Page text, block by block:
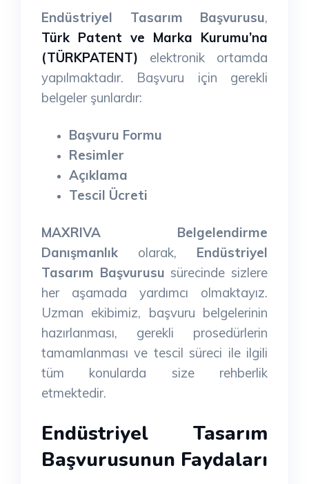
Endüstriyel Tasarım Başvurusu,
Türk Patent ve Marka Kurumu’na
(TÜRKPATENT) elektronik ortamda
yapılmaktadır. Başvuru için gerekli
belgeler şunlardır:
Başvuru Formu
Resimler
Açıklama
Tescil Ücreti
MAXRIVA Belgelendirme
Danışmanlık olarak, Endüstriyel
Tasarım Başvurusu sürecinde sizlere
her aşamada yardımcı olmaktayız.
Uzman ekibimiz, başvuru belgelerinin
hazırlanması, gerekli prosedürlerin
tamamlanması ve tescil süreci ile ilgili
tüm konularda size rehberlik
etmektedir.
Endüstriyel Tasarım
Başvurusunun Faydaları